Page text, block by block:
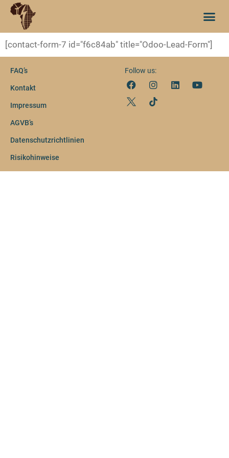
[contact-form-7 id="f6c84ab" title="Odoo-Lead-Form"]
FAQ’s
Kontakt
Impressum
AGVB’s
Datenschutzrichtlinien
Risikohinweise
Follow us: